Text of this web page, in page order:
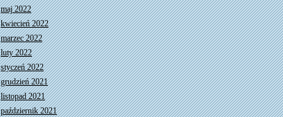
maj 2022
kwiecień 2022
marzec 2022
luty 2022
styczeń 2022
grudzień 2021
listopad 2021
październik 2021